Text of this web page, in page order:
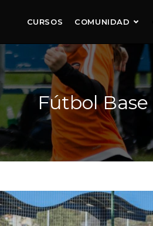
CURSOS COMUNIDAD
Fútbol Base